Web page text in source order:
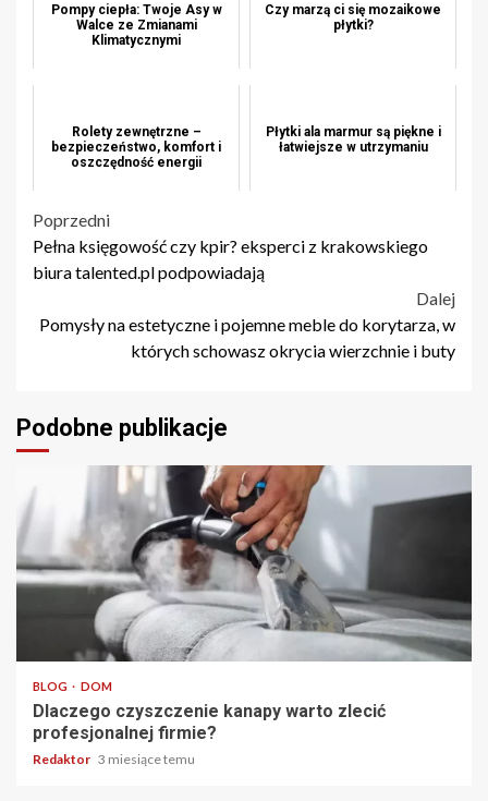
Pompy ciepła: Twoje Asy w
Walce ze Zmianami
Klimatycznymi
Czy marzą ci się mozaikowe
płytki?
Rolety zewnętrzne –
bezpieczeństwo, komfort i
oszczędność energii
Płytki ala marmur są piękne i
łatwiejsze w utrzymaniu
Nawigacja
wpisu
Poprzedni
Pełna księgowość czy kpir? eksperci z krakowskiego
biura talented.pl podpowiadają
Dalej
Pomysły na estetyczne i pojemne meble do korytarza, w
których schowasz okrycia wierzchnie i buty
Podobne publikacje
4 min odczytu
BLOG DOM
Dlaczego czyszczenie kanapy warto zlecić
profesjonalnej firmie?
Redaktor 3 miesiące temu